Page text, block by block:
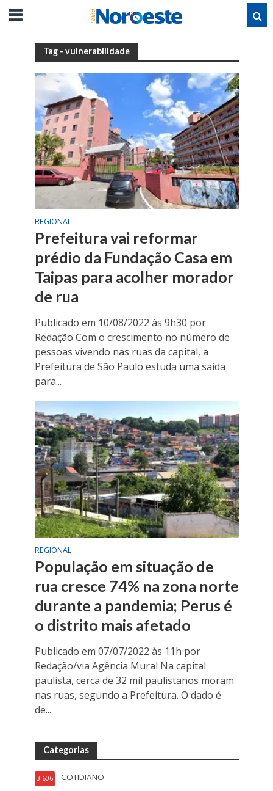
Tag - vulnerabilidade
REGIONAL
Prefeitura vai reformar
prédio da Fundação Casa em
Taipas para acolher morador
de rua
Publicado em 10/08/2022 às 9h30 por
Redação Com o crescimento no número de
pessoas vivendo nas ruas da capital, a
Prefeitura de São Paulo estuda uma saída
para...
REGIONAL
População em situação de
rua cresce 74% na zona norte
durante a pandemia; Perus é
o distrito mais afetado
Publicado em 07/07/2022 às 11h por
Redação/via Agência Mural Na capital
paulista, cerca de 32 mil paulistanos moram
nas ruas, segundo a Prefeitura. O dado é
de...
Categorias
COTIDIANO
3.606